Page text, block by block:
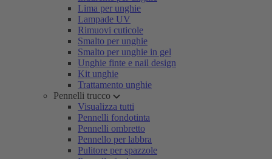
Lima per unghie
Lampade UV
Rimuovi cuticole
Smalto per unghie
Smalto per unghie in gel
Unghie finte e nail design
Kit unghie
Trattamento unghie
Pennelli trucco
Visualizza tutti
Pennelli fondotinta
Pennelli ombretto
Pennello per labbra
Pulitore per spazzole